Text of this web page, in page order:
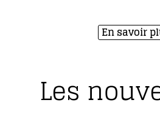
En savoir
Les